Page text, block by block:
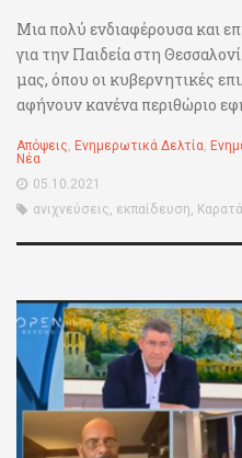
Μια πολύ ενδιαφέρουσα και
για την Παιδεία στη
μας, όπου οι κυβερνητικές
αφήνουν κανένα περιθώριο
Απόψεις, Ενημερωτικά Δελτία,
Νέα
05.10.2021
ανιχνεύσεις, εκπαίδευση,